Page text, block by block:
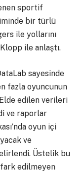
sportif
bir türlü
ile yollarını
ile anlaştı.
sayesinde
fazla oyuncunun
edilen verileri
ve raporlar
oyun içi
ve
Üstelik bu
edilmeyen